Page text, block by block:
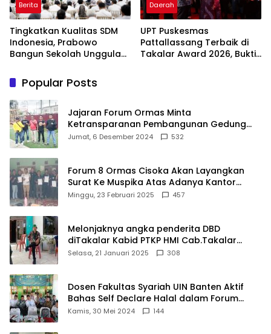
Berita
Tingkatkan Kualitas SDM
Indonesia, Prabowo
Bangun Sekolah Unggulan
Terbaik Dunia
Daerah
UPT Puskesmas
Pattallassang Terbaik di
Takalar Award 2026, Bukti
Popular Posts
Jajaran Forum Ormas Minta
Ketransparanan Pembangunan Gedung
Damkar Di Kecamatan Cisoka
Jumat, 6 Desember 2024 532
Forum 8 Ormas Cisoka Akan Layangkan
Surat Ke Muspika Atas Adanya Kantor
Matel di Cisoka
Minggu, 23 Februari 2025 457
Melonjaknya angka penderita DBD
diTakalar Kabid PTKP HMI Cab.Takalar
angkat bicara
Selasa, 21 Januari 2025 308
Dosen Fakultas Syariah UIN Banten Aktif
Bahas Self Declare Halal dalam Forum
Ijtima Ulama MUI
Kamis, 30 Mei 2024 144